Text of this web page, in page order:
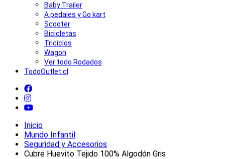
Baby Trailer
A pedales y Go kart
Scooter
Bicicletas
Triciclos
Wagon
Ver todo Rodados
TodoOutlet.cl
Inicio
Mundo Infantil
Seguridad y Accesorios
Cubre Huevito Tejido 100% Algodón Gris